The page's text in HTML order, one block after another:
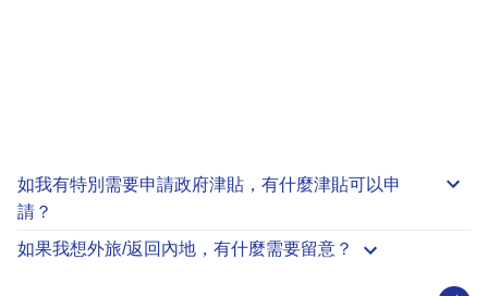
如我有特別需要申請政府津貼 ，有什麼津貼可以申
請？
如果我想外旅/返回內地，有什麼需要留意？